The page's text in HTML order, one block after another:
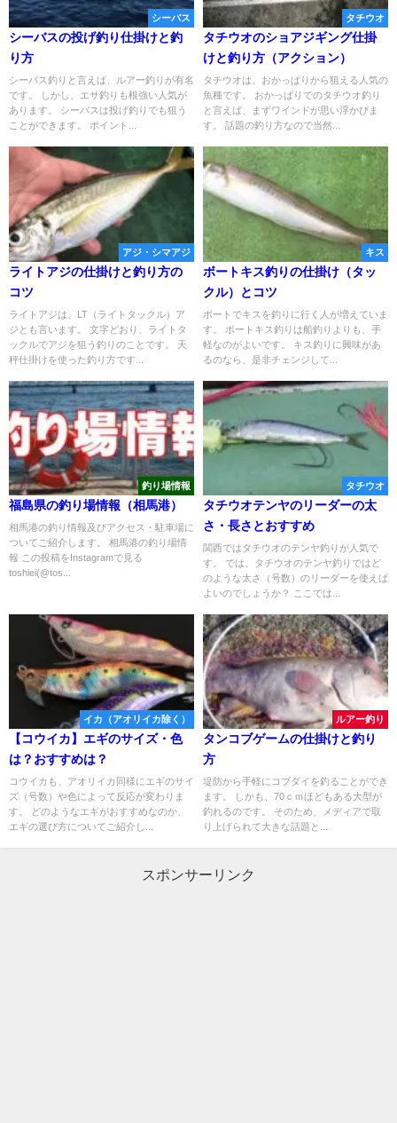
シーバス
シーバスの投げ釣り仕掛けと釣
り方
シーバス釣りと言えば、ルアー釣りが有名
です。 しかし、エサ釣りも根強い人気が
あります。 シーバスは投げ釣りでも狙う
ことができます。 ポイント...
タチウオ
タチウオのショアジギング仕掛
けと釣り方（アクション）
タチウオは、おかっぱりから狙える人気の
魚種です。 おかっぱりでのタチウオ釣り
と言えば、まずワインドが思い浮かびま
す。 話題の釣り方なので当然...
アジ・シマアジ
ライトアジの仕掛けと釣り方の
コツ
ライトアジは、LT（ライトタックル）ア
ジとも言います。 文字どおり、ライトタ
ックルでアジを狙う釣りのことです。 天
秤仕掛けを使った釣り方です...
キス
ボートキス釣りの仕掛け（タッ
クル）とコツ
ボートでキスを釣りに行く人が増えていま
す。 ボートキス釣りは船釣りよりも、手
軽なのがよいです。 キス釣りに興味があ
るのなら、是非チェンジして...
釣り場情報
福島県の釣り場情報（相馬港）
相馬港の釣り情報及びアクセス・駐車場に
ついてご紹介します。 相馬港の釣り場情
報 この投稿をInstagramで見る
toshiei(@tos...
タチウオ
タチウオテンヤのリーダーの太
さ・長さとおすすめ
関西ではタチウオのテンヤ釣りが人気で
す。 では、タチウオのテンヤ釣りではど
のような太さ（号数）のリーダーを使えば
よいのでしょうか？ ここでは...
イカ（アオリイカ除く）
【コウイカ】エギのサイズ・色
は？おすすめは？
コウイカも、アオリイカ同様にエギのサイ
ズ（号数）や色によって反応が変わりま
す。 どのようなエギがおすすめなのか、
エギの選び方についてご紹介し...
ルアー釣り
タンコブゲームの仕掛けと釣り
方
堤防から手軽にコブダイを釣ることができ
ます。 しかも、70ｃｍほどもある大型が
釣れるのです。 そのため、メディアで取
り上げられて大きな話題と...
スポンサーリンク